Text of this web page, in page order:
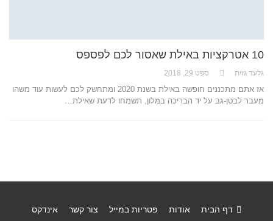
10 אטרקציות באילת שאסור לכם לפספס
גלעד גזית ספט 29, 2018
אז אתם מתכננים חופשה באילת בשנת 2020 ומתחשק לכם לעשות עוד משהו
מעבר לבטן-גב על יד הבריכה במלון, תשמחו לדעת שאילת…
דף הבית אודות פטריות במייל צור קשר
אינדקס